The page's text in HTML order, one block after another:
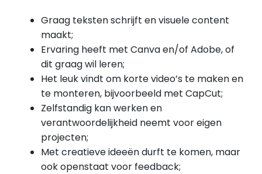
Graag teksten schrijft en visuele content
maakt;
Ervaring heeft met Canva en/of Adobe, of
dit graag wil leren;
Het leuk vindt om korte video’s te maken en
te monteren, bijvoorbeeld met CapCut;
Zelfstandig kan werken en
verantwoordelijkheid neemt voor eigen
projecten;
Met creatieve ideeën durft te komen, maar
ook openstaat voor feedback;